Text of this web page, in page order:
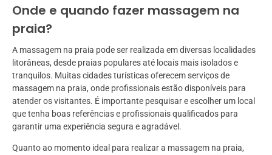
Onde e quando fazer massagem na
praia?
A massagem na praia pode ser realizada em diversas localidades
litorâneas, desde praias populares até locais mais isolados e
tranquilos. Muitas cidades turísticas oferecem serviços de
massagem na praia, onde profissionais estão disponíveis para
atender os visitantes. É importante pesquisar e escolher um local
que tenha boas referências e profissionais qualificados para
garantir uma experiência segura e agradável.
Quanto ao momento ideal para realizar a massagem na praia,